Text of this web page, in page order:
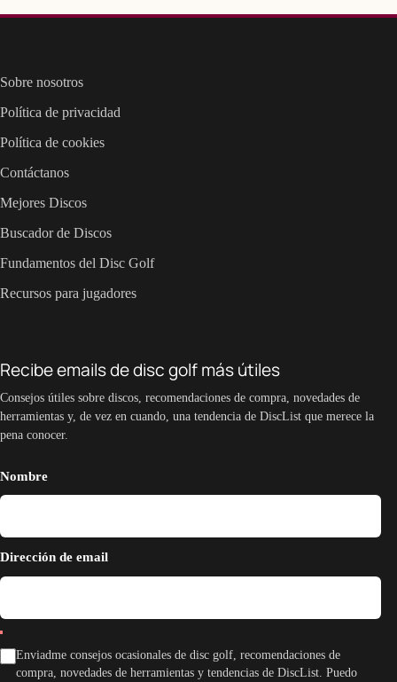
Sobre nosotros
Política de privacidad
Política de cookies
Contáctanos
Mejores Discos
Buscador de Discos
Fundamentos del Disc Golf
Recursos para jugadores
Recibe emails de disc golf más útiles
Consejos útiles sobre discos, recomendaciones de compra, novedades de
herramientas y, de vez en cuando, una tendencia de DiscList que merece la
pena conocer.
Nombre
Dirección de email
Enviadme consejos ocasionales de disc golf, recomendaciones de
compra, novedades de herramientas y tendencias de DiscList. Puedo